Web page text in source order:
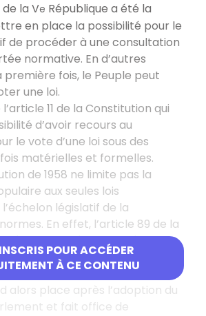
POUR ACCÉDER
À CE CONTENU
la Ve République a été la
en place la possibilité pour le
de procéder à une consultation
normative. En d’autres
fois, le Peuple peut
une loi.
l’article 11 de la Constitution qui
d’avoir recours au
le vote d’une loi sous des
matérielles et formelles.
de 1958 ne limite pas la
aux seules lois
législatif de la
En effet, l’article 89 de la
régit la procédure de révision
instaure également un
La consultation
alors place après l’adoption du
et fait office de